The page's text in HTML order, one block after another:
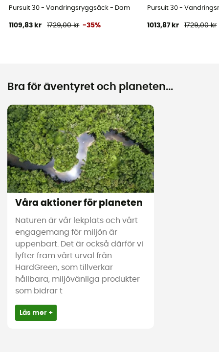
Pursuit 30 - Vandringsryggsäck - Dam
1109,83 kr 1729,00 kr -35%
Pursuit 30 -
1013,87 kr 1729,00 kr
Bra för äventyret och planeten...
Våra aktioner för planeten
Naturen är vår lekplats och vårt
engagemang för miljön är
uppenbart. Det är också därför vi
lyfter fram vårt urval från
HardGreen, som tillverkar
hållbara, miljövänliga produkter
som bidrar t
Läs mer +